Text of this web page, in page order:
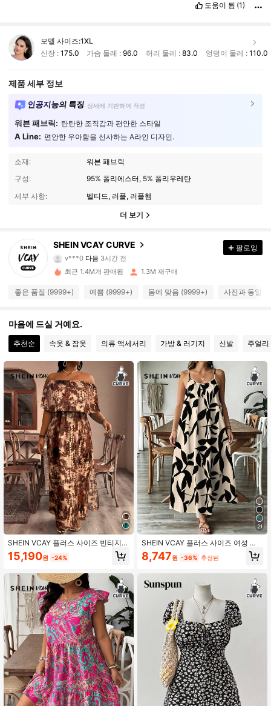
도움이 됨 (1)
모델 사이즈:1XL
신장 : 175.0 가슴 둘레 :96.0 허리 둘레 : 83.0 엉덩이 둘레 : 110.0
제품 세부 정보
인공지능의 특징 상세에 기반하여 작성
워븐 패브릭: 탄탄한 조직감과 편안한 스타일
A Line: 편안한 우아함을 선사하는 A라인 디자인.
소재:
워븐 패브릭
구성:
95% 폴리에스터, 5% 폴리우레탄
세부 사항:
벨티드, 러플, 러플헴
더 보기
SHEIN VCAY CURVE
4.91
190K 팔로워
v***0다음3시간 전
j***o가 탐색 중입니다
4.91
190K 팔로워
4.91 190K 팔로워
4.91
4.91 190K 팔로워
4.91 190K 팔로워
4.91 190K 팔로워
4.91 190K 팔로워
4.91 190K 팔로워
4.91 190K 팔로워
팔로잉
최근 1.4M개 판매됨 1.3M 재구매
좋은 품질 (9999+) 예쁨 (9999+) 몸에 맞음 (9999+) 사진과 동일
마음에 드실 거예요.
추천순 속옷 & 잠옷 의류 액세서리 가방 & 러기지 신발 주얼
SHEIN VCAY 플러스 사이즈 빈티지
프린트 오프숄더 스플릿 드레스
15,190원 -24%
21
SHEIN VCAY 플러스 사이즈 여성 여
름 캐주얼 프린트 스파게티 스트랩 드
레스
8,747원 -36% 추정된